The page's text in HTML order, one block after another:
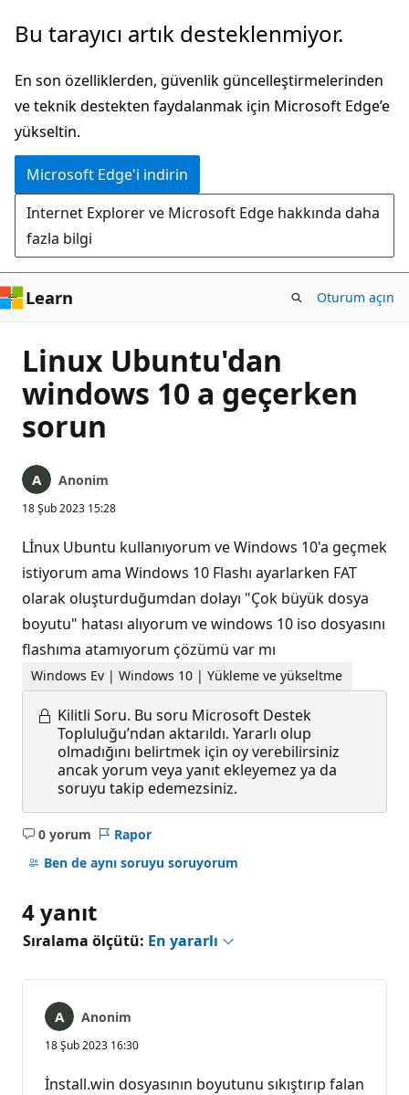
Ana
atla
Bu tarayıcı artık desteklenmiyor.
En son özelliklerden, güvenlik güncelleştirmelerinden
ve teknik destekten faydalanmak için Microsoft Edge’e
yükseltin.
Microsoft Edge'i indirin
Internet Explorer ve Microsoft Edge hakkında daha
fazla bilgi
Learn Oturum açın
Linux Ubuntu'dan
windows 10 a geçerken
sorun
Anonim
18 Şub 2023 15:28
Lİnux Ubuntu kullanıyorum ve Windows 10'a geçmek
istiyorum ama Windows 10 Flashı ayarlarken FAT
olarak oluşturduğumdan dolayı "Çok büyük dosya
boyutu" hatası alıyorum ve windows 10 iso dosyasını
flashıma atamıyorum çözümü var mı
Windows Ev | Windows 10 | Yükleme ve yükseltme
Kilitli Soru. Bu soru Microsoft Destek
Topluluğu’ndan aktarıldı. Yararlı olup
olmadığını belirtmek için oy verebilirsiniz
ancak yorum veya yanıt ekleyemez ya da
soruyu takip edemezsiniz.
0 yorum
Açıklama
yok
Rapor
Ben de aynı soruyu soruyorum
4 yanıt
Sıralama ölçütü: En yararlı
Anonim
18 Şub 2023 16:30
İnstall.win dosyasının boyutunu sıkıştırıp falan